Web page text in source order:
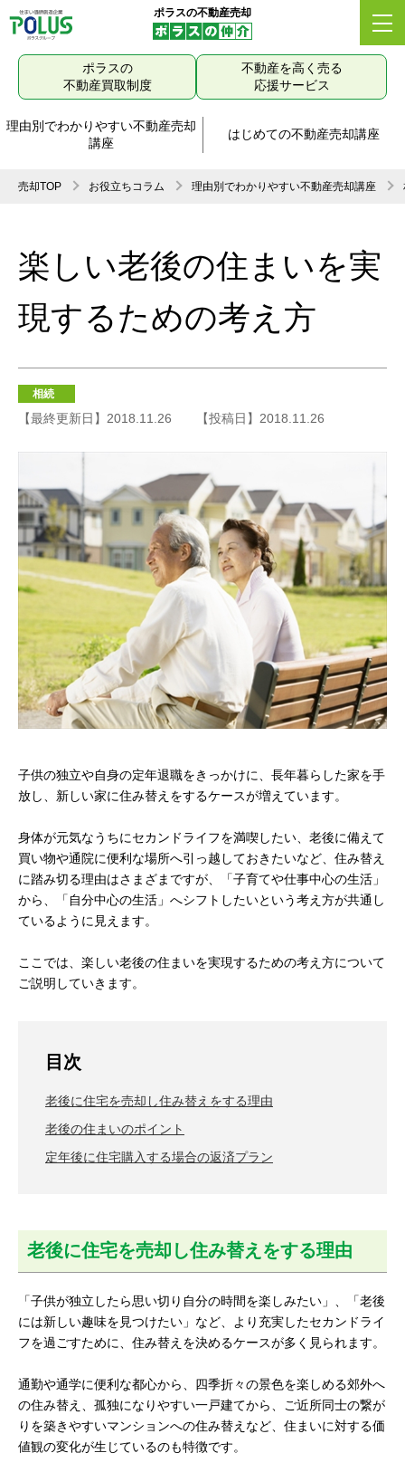
ポラスの不動産売却
ポラスの
不動産買取制度
不動産を高く売る
応援サービス
理由別でわかりやすい不動産売却
講座
はじめての不動産売却講座
売却TOP お役立ちコラム 理由別でわかりやすい不動産売却講座
楽しい老後の住まいを実
現するための考え方
相続
【最終更新日】2018.11.26 【投稿日】2018.11.26
子供の独立や自身の定年退職をきっかけに、長年暮らした家を手
放し、新しい家に住み替えをするケースが増えています。
身体が元気なうちにセカンドライフを満喫したい、老後に備えて
買い物や通院に便利な場所へ引っ越しておきたいなど、住み替え
に踏み切る理由はさまざまですが、「子育てや仕事中心の生活」
から、「自分中心の生活」へシフトしたいという考え方が共通し
ているように見えます。
ここでは、楽しい老後の住まいを実現するための考え方について
ご説明していきます。
目次
老後に住宅を売却し住み替えをする理由
老後の住まいのポイント
定年後に住宅購入する場合の返済プラン
老後に住宅を売却し住み替えをする理由
「子供が独立したら思い切り自分の時間を楽しみたい」、「老後
には新しい趣味を見つけたい」など、より充実したセカンドライ
フを過ごすために、住み替えを決めるケースが多く見られます。
通勤や通学に便利な都心から、四季折々の景色を楽しめる郊外へ
の住み替え、孤独になりやすい一戸建てから、ご近所同士の繋が
りを築きやすいマンションへの住み替えなど、住まいに対する価
値観の変化が生じているのも特徴です。